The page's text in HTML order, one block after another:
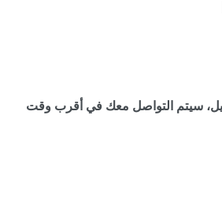
سيتم التواصل معك في أقرب وقت